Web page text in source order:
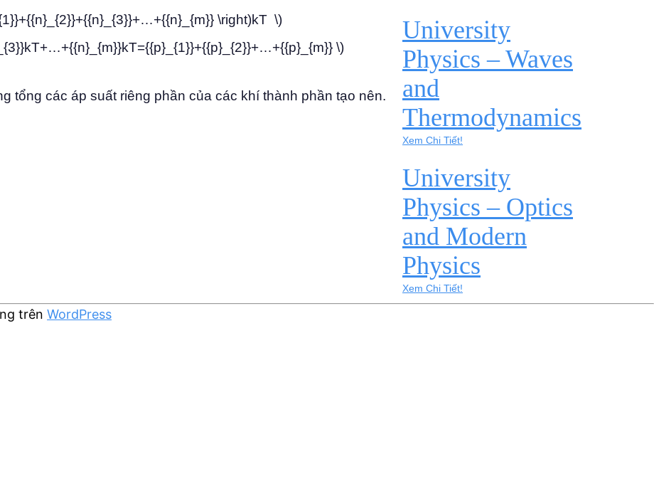
\right)kT \)
\)
tổng các áp suất riêng phần của các khí thành phần tạo nên.
University
Physics – Waves
and
Thermodynamics
Xem Chi Tiết!
University
Physics – Optics
and Modern
Physics
Xem Chi Tiết!
trên WordPress